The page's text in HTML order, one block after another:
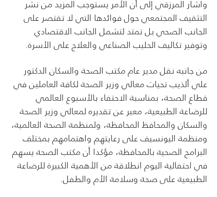
واشار المرزقي إلى أن الأمر يستوجب المزيد من نشر
التثقيف المجتمعي حول فوائدها التي لا تقتصر على
الجانب الصحي بل تمتد لتشمل الجانب الاقتصادي
وتوفير تكاليف الحليب الصناعي والعلاج على الأسرة.
من جانبه نقل مدير عام مكتب الصحة والسكان الدكتور
علي ألذيب تحيات معالي وزير الصحة لكافة العاملين في
قطاع الصحة، بمناسبة الاحتفاء بالأسبوع العالمي
للرضاعة الطبيعية، معبر عن تقديره لمعالي وزير الصحة
والسكان والمحافظ المحافظة، ولمنظمة الصحة العالمية،
ومنظمة اليونسيف على رعايتهم واهتمامهم بمختلف
البرامج الصحية بالمحافظة، مؤكدا أن مكتب الصحة يسهم
في احتفالية اليوم انطلاقة من الأهمية الكبيرة للرضاعة
الطبيعية على صحة وسلامة الأم والطفل.